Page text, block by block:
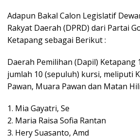
Adapun Bakal Calon Legislatif
Rakyat Daerah (DPRD) dari Partai
Ketapang sebagai Berikut :
Daerah Pemilihan (Dapil) Ketapang
jumlah 10 (sepuluh) kursi, meliputi
Pawan, Muara Pawan dan Matan
1. Mia Gayatri, Se
2. Maria Raisa Sofia Rantan
3. Hery Suasanto, Amd